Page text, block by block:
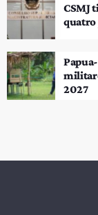
CSMJ
quatro
2027